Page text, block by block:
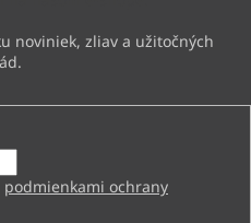
podmienkami ochrany